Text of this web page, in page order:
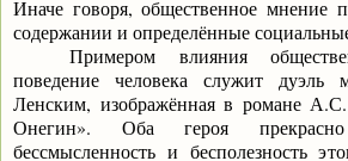
Иначе говоря, общественное мнение
содержании и определённые
Примером влияния
поведение человека служит
Ленским, изображённая в романе
Онегин». Оба героя
бессмысленность и бесполезность